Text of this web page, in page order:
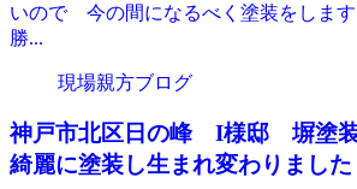
いので 今の間になるべく塗装をしま
勝...
現場親方ブログ
神戸市北区日の峰 I様邸 塀塗装
綺麗に塗装し生まれ変わりました